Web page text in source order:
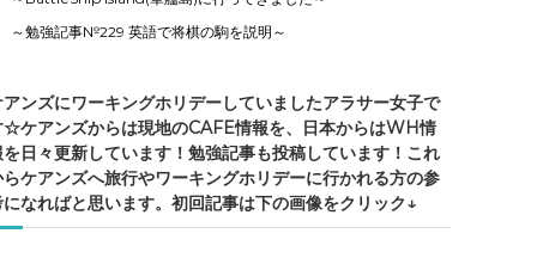
～勉強記事№229 英語で将棋の駒を説明～
アンズにワーキングホリデーしていましたアラサー女子で
☆ケアンズからは現地のCAFE情報を、日本からはWH情
を日々更新しています！勉強記事も投稿しています！これ
らケアンズへ旅行やワーキングホリデーに行かれる方の参
になればと思います。初回記事は下の画像をクリック↓